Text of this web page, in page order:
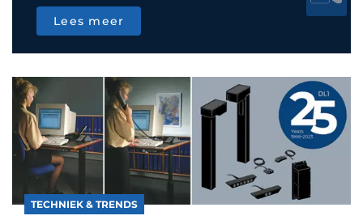
Lees meer
TECHNIEK & TRENDS